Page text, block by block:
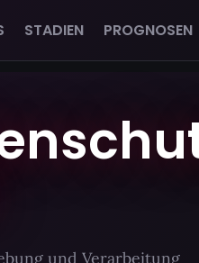
STADIEN PROGNOSEN
und Verarbeitung